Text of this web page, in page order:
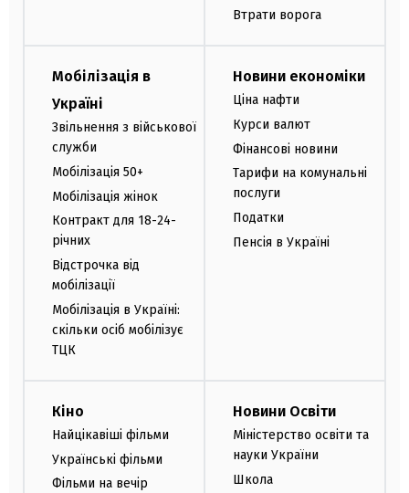
Втрати ворога
Мобілізація в
Україні
Звільнення з військової
служби
Мобілізація 50+
Мобілізація жінок
Контракт для 18-24-
річних
Відстрочка від
мобілізації
Мобілізація в Україні:
скільки осіб мобілізує
ТЦК
Новини економіки
Ціна нафти
Курси валют
Фінансові новини
Тарифи на комунальні
послуги
Податки
Пенсія в Україні
Кіно
Найцікавіші фільми
Українські фільми
Фільми на вечір
Новини Освіти
Міністерство освіти та
науки України
Школа